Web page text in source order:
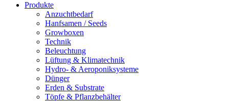
Produkte
Anzuchtbedarf
Hanfsamen / Seeds
Growboxen
Technik
Beleuchtung
Lüftung & Klimatechnik
Hydro- & Aeroponiksysteme
Dünger
Erden & Substrate
Töpfe & Pflanzbehälter